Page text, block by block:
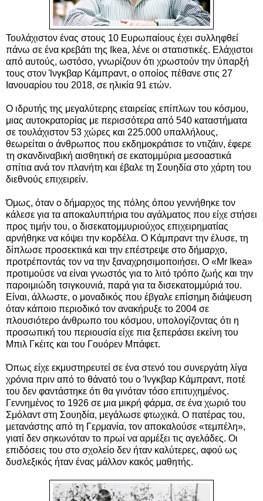
Τουλάχιστον ένας στους 10 Ευρωπαίους έχει συλληφθεί
πάνω σε ένα κρεβάτι της Ikea, λένε οι στατιστικές. Ελάχιστοι
από αυτούς, ωστόσο, γνωρίζουν ότι χρωστούν την ύπαρξή
τους στον Ίνγκβαρ Κάμπραντ, ο οποίος πέθανε στις 27
Ιανουαρίου του 2018, σε ηλικία 91 ετών.
Ο ιδρυτής της μεγαλύτερης εταιρείας επίπλων του κόσμου,
μιας αυτοκρατορίας με περισσότερα από 540 καταστήματα
σε τουλάχιστον 53 χώρες και 225.000 υπαλλήλους,
θεωρείται ο άνθρωπος που εκδημοκράτισε το ντιζάιν, έφερε
τη σκανδιναβική αισθητική σε εκατομμύρια μεσοαστικά
σπίτια ανά τον πλανήτη και έβαλε τη Σουηδία στο χάρτη του
διεθνούς επιχειρείν.
Όμως, όταν ο δήμαρχος της πόλης όπου γεννήθηκε τον
κάλεσε για τα αποκαλυπτήρια του αγάλματος που είχε στήσει
προς τιμήν του, ο δισεκατομμυριούχος επιχειρηματίας
αρνήθηκε να κόψει την κορδέλα. Ο Κάμπραντ την έλυσε, τη
δίπλωσε προσεκτικά και την επέστρεψε στο δήμαρχο,
προτρέποντάς τον να την ξαναχρησιμοποιήσει. Ο «Mr Ikea»
προτιμούσε να είναι γνωστός για το λιτό τρόπο ζωής και την
παροιμιώδη τσιγκουνιά, παρά για τα δισεκατομμύριά του.
Είναι, άλλωστε, ο μοναδικός που έβγαλε επίσημη διάψευση
όταν κάποιο περιοδικό τον ανακήρυξε το 2004 σε
πλουσιότερο άνθρωπο του κόσμου, υπολογίζοντας ότι η
προσωπική του περιουσία είχε πια ξεπεράσει εκείνη του
Μπιλ Γκέιτς και του Γουόρεν Μπάφετ.
Όπως είχε εκμυστηρευτεί σε ένα στενό του συνεργάτη λίγα
χρόνια πριν από το θάνατό του ο Ίνγκβαρ Κάμπραντ, ποτέ
του δεν φαντάστηκε ότι θα γινόταν τόσο επιτυχημένος.
Γεννημένος το 1926 σε μια μικρή φάρμα, σε ένα χωριό του
Σμόλαντ στη Σουηδία, μεγάλωσε φτωχικά. Ο πατέρας του,
μετανάστης από τη Γερμανία, τον αποκαλούσε «τεμπέλη»,
γιατί δεν σηκωνόταν το πρωί να αρμέξει τις αγελάδες. Οι
επιδόσεις του στο σχολείο δεν ήταν καλύτερες, αφού ως
δυσλεξικός ήταν ένας μάλλον κακός μαθητής.